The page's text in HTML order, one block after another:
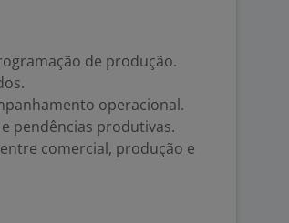
de produção.
operacional.
pendências produtivas.
comercial, produção e